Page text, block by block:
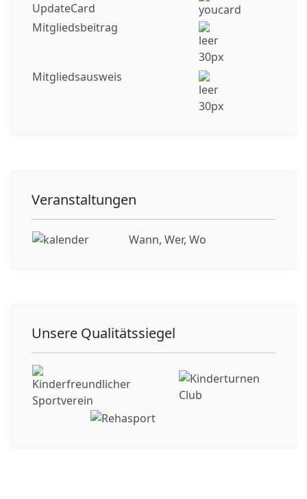
UpdateCard
Mitgliedsbeitrag
Mitgliedsausweis
Veranstaltungen
Wann, Wer, Wo
Unsere Qualitätssiegel